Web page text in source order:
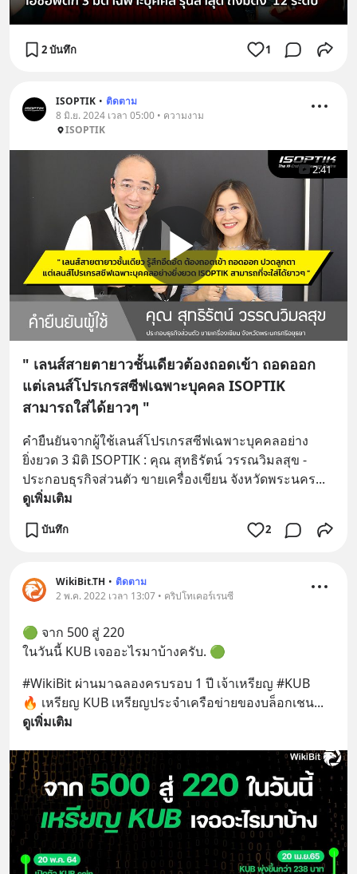
2 บันทึก 1
ISOPTIK • ติดตาม
8 มิ.ย. 2024 เวลา 05:00 • ความงาม
ISOPTIK
2:41
" เลนส์สายตายาวชั้นเดียวต้องถอดเข้า ถอดออก
แต่เลนส์โปรเกรสซีฟเฉพาะบุคคล ISOPTIK
สามารถใส่ได้ยาวๆ "
คำยืนยันจากผู้ใช้เลนส์โปรเกรสซีฟเฉพาะบุคคลอย่าง
ยิ่งยวด 3 มิติ ISOPTIK : คุณ สุทธิรัตน์ วรรณวิมลสุข -
ประกอบธุรกิจส่วนตัว ขายเครื่องเขียน จังหวัดพระนคร...
ดูเพิ่มเติม
บันทึก 2
WikiBit.TH • ติดตาม
2 พ.ค. 2022 เวลา 13:07 • คริปโทเคอร์เรนซี
🟢 จาก 500 สู่ 220
ในวันนี้ KUB เจออะไรมาบ้างครับ. 🟢
#WikiBit ผ่านมาฉลองครบรอบ 1 ปี เจ้าเหรียญ #KUB
🔥 เหรียญ KUB เหรียญประจำเครือข่ายของบล็อกเชน...
ดูเพิ่มเติม